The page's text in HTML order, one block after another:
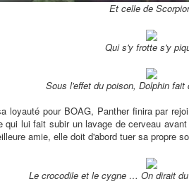
Et celle de
Qui s'y frotte s'y
Sous l'effet du poison, Dolphin fait
loyauté pour BOAG, Panther finira par
lui fait subir un lavage de cerveau
amie, elle doit d'abord tuer sa propre
Le crocodile et le cygne … On dirait